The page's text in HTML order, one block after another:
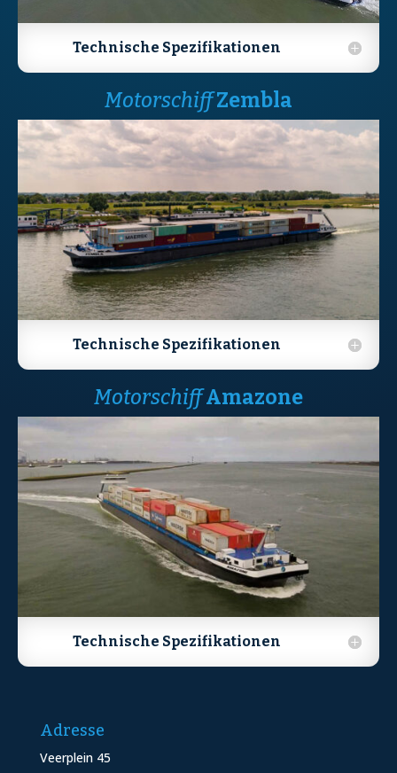
Technische Spezifikationen
MotorschiffZembla
Technische Spezifikationen
MotorschiffAmazone
Technische Spezifikationen
Adresse
Veerplein 45